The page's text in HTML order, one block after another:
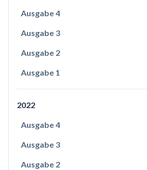
Ausgabe 4
Ausgabe 3
Ausgabe 2
Ausgabe 1
2022
Ausgabe 4
Ausgabe 3
Ausgabe 2